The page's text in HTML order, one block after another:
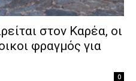
στον Καρέα, οι
φραγμός για
0